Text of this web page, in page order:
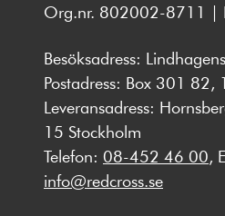
Org.nr. 802002-8711 |
Besöksadress:
Postadress: Box 301
Leveransadress:
15 Stockholm
Telefon: 08-452 46 00,
info@redcross.se